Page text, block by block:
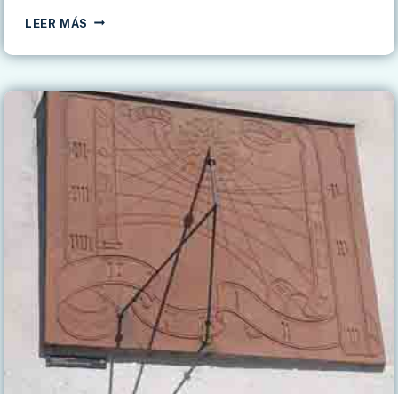
LEER MÁS RELOJES
SOL
FRANCIA